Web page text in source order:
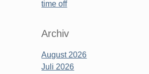
time off
Archiv
August 2026
Juli 2026